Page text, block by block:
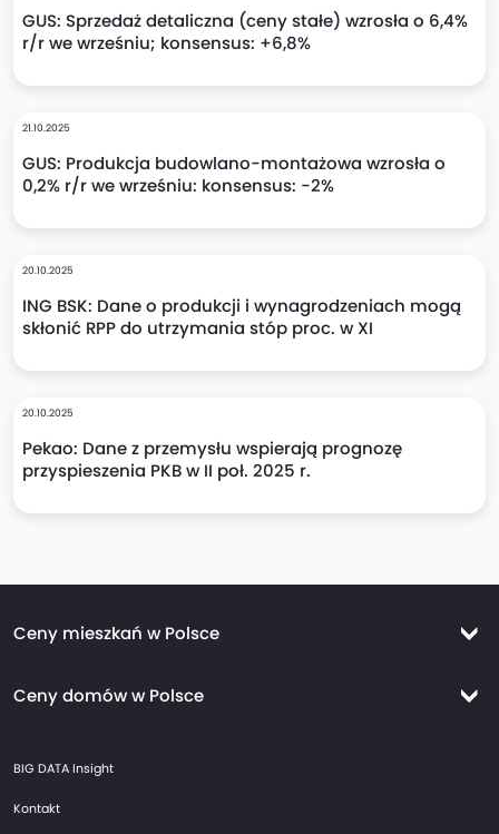
GUS: Sprzedaż detaliczna (ceny stałe) wzrosła o 6,4%
r/r we wrześniu; konsensus: +6,8%
21.10.2025
GUS: Produkcja budowlano-montażowa wzrosła o
0,2% r/r we wrześniu: konsensus: -2%
20.10.2025
ING BSK: Dane o produkcji i wynagrodzeniach mogą
skłonić RPP do utrzymania stóp proc. w XI
20.10.2025
Pekao: Dane z przemysłu wspierają prognozę
przyspieszenia PKB w II poł. 2025 r.
Ceny mieszkań w Polsce
Ceny mieszkań Kraków
Ceny domów w Polsce
Ceny domów Kraków
Ceny domów Wrocław
BIG DATA Insight
Kontakt